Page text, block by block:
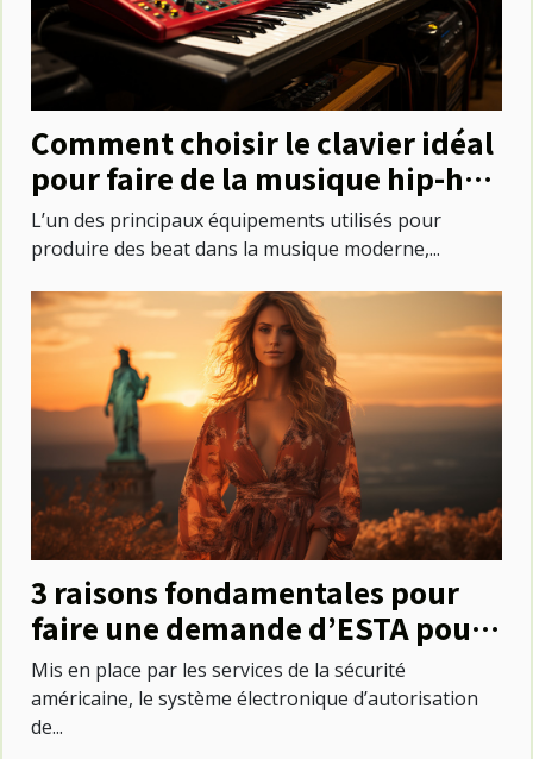
Comment choisir le clavier idéal
pour faire de la musique hip-hop
?
L’un des principaux équipements utilisés pour
produire des beat dans la musique moderne,...
3 raisons fondamentales pour
faire une demande d’ESTA pour
voyager aux États-Unis
Mis en place par les services de la sécurité
américaine, le système électronique d’autorisation
de...